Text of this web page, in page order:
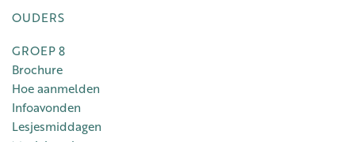
OUDERS
GROEP 8
Brochure
Hoe aanmelden
Infoavonden
Lesjesmiddagen